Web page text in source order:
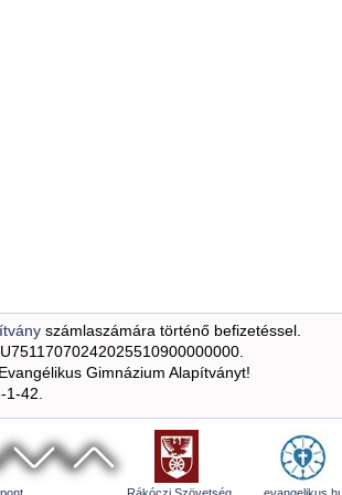
számlaszámára történő befizetéssel.
Gimnázium Alapítványt!
1-42.